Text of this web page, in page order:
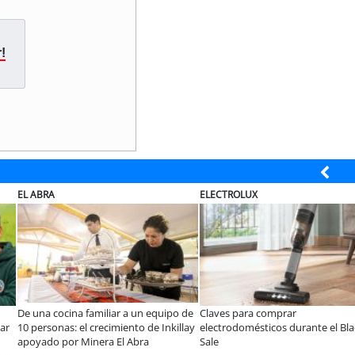
el desafío es
en las
¿Qué buscan hoy las familias en la
tecnología para el hogar?
JAC SUNRAY
JAC renueva el
en el minibús con la